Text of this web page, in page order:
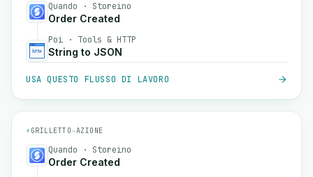
Quando · Storeino
Order Created
Poi · Tools & HTTP
String to JSON
USA QUESTO FLUSSO DI LAVORO
⚡ GRILLETTO→AZIONE
Quando · Storeino
Order Created